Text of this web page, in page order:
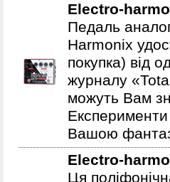
Electro-
Педаль
Harmonix
покупка) від
журналу
можуть Вам
Вашою
Electro-
Ця